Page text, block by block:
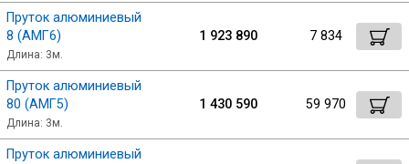
Пруток алюминиевый
8 (АМГ6)
Длина: 3м.
1 923 890 7 834
Пруток алюминиевый
80 (АМГ5)
Длина: 3м.
1 430 590 59 970
Пруток алюминиевый